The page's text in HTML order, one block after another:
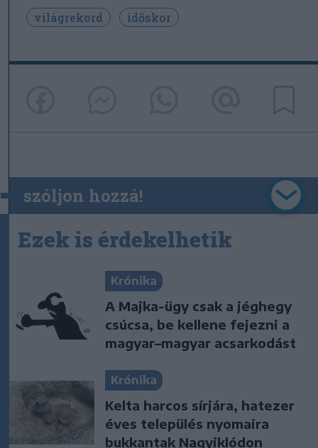
világrekord időskor
szóljon hozzá!
Ezek is érdekelhetik
Krónika
A Majka-ügy csak a jéghegy
csúcsa, be kellene fejezni a
magyar–magyar acsarkodást
Krónika
Kelta harcos sírjára, hatezer
éves település nyomaira
bukkantak Nagyiklódon